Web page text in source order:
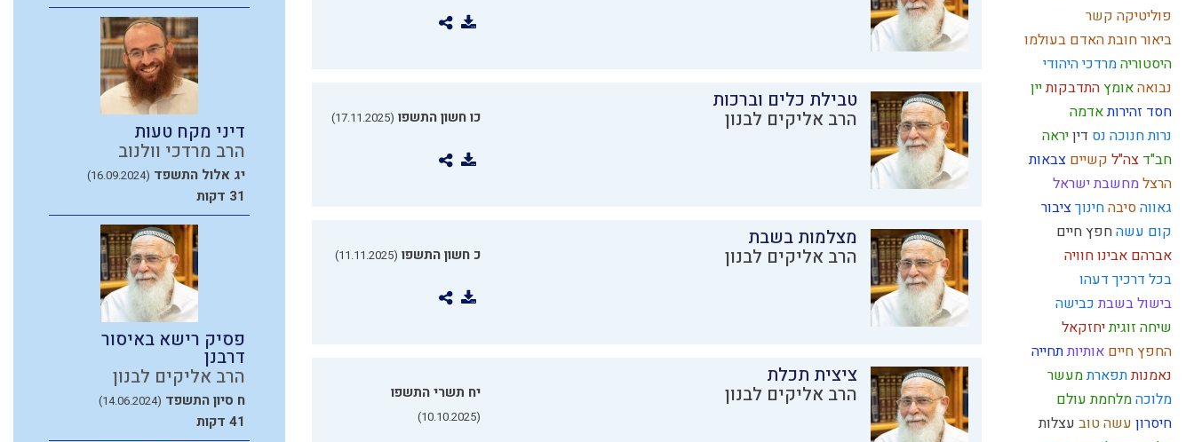
פוליטיקה קשר
ביאור חובת האדם בעולמו
היסטוריהמרדכי היהודי
נבואהאומץהתדבקותיין
חסד זהירותאדמה
נרות חנוכה נס דיןיראה
חב"ד צה"ל קשיים צבאות
הרצלמחשבת ישראל
גאווהסיבהחינוךציבור
קום עשהחפץ חיים
אברהם אבינוחוויה
בכל דרכיך דעהו
בישול בשבת כבישה
שיחה זוגיתיחזקאל
החפץ חיים אותיותתחייה
נאמנותתפארתמעשר
מלוכהמלחמת עולם
חיסרון עשה טוב עצלות
טבילת כלים וברכות
הרב אליקים לבנון כו חשון התשפו (17.11.2025)
מצלמות בשבת
הרב אליקים לבנון כ חשון התשפו (11.11.2025)
ציצית תכלת
הרב אליקים לבנון יח תשרי התשפו
(10.10.2025)
דיני מקח טעות
הרב מרדכי וולנוב
יג אלול התשפד (16.09.2024)
31 דקות
פסיק רישא באיסור
דרבנן
הרב אליקים לבנון
ח סיון התשפד (14.06.2024)
41 דקות